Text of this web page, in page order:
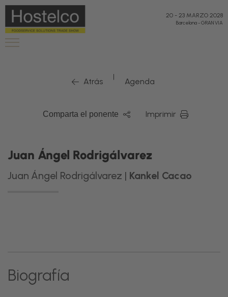
20 - 23 MARZO 2028
Barcelona-GRAN VIA
Atrás | Agenda
Comparta el ponente Imprimir
Juan Ángel Rodrigálvarez
Juan Ángel Rodrigálvarez | Kankel Cacao
Biografía